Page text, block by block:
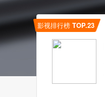
影视排行榜 TOP.23